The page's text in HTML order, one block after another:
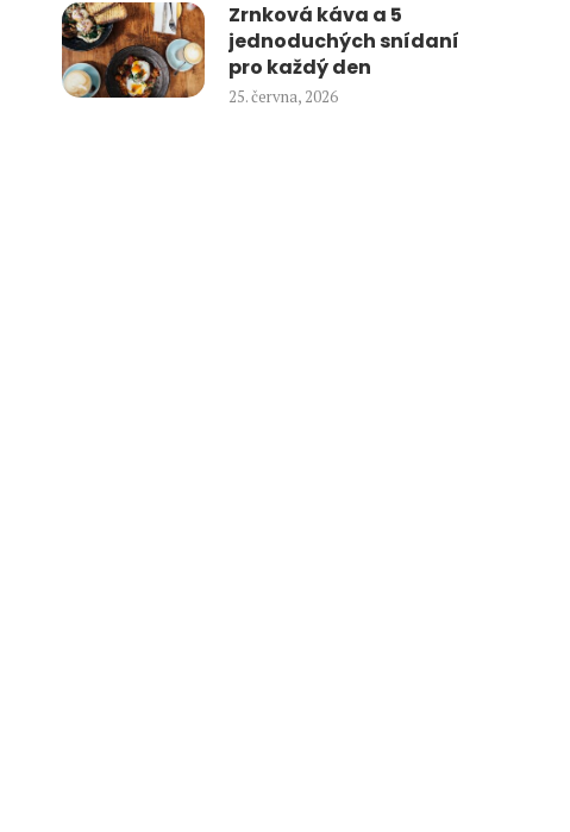
Zrnková káva a 5
jednoduchých snídaní
pro každý den
25. června, 2026